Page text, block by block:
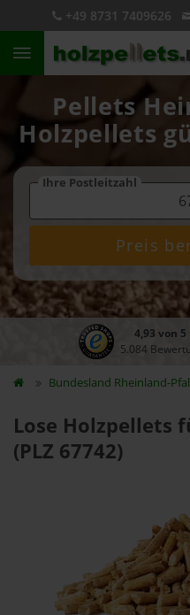
+49 8731 7409626
Pellets
Holzpellets
Ihre Postleitzahl
Preis
4,93 von 5
5.084
Bundesland Rheinland-
Lose Holzpellets
(PLZ 67742)